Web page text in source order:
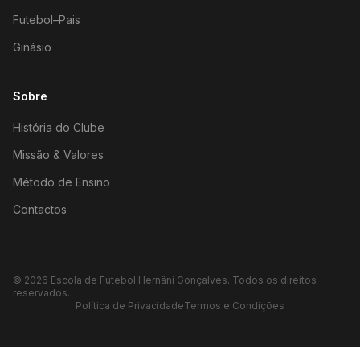
Futebol–Pais
Ginásio
Sobre
História do Clube
Missão & Valores
Método de Ensino
Contactos
© 2026 Escola de Futebol Hernâni Gonçalves. Todos os direitos
reservados.
Política de PrivacidadeTermos e Condições